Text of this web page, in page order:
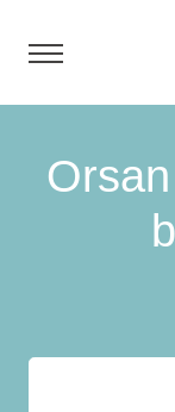
Hotels